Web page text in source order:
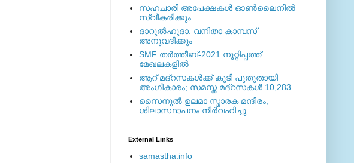
സഹചാരി അപേക്ഷകൾ ഓൺലൈനിൽ
സ്വീകരിക്കും
ദാറുല്‍ഹുദാ: വനിതാ കാമ്പസ്
അനുവദിക്കും
SMF തര്‍ത്തീബ്-2021 നൂറ്റിപ്പത്ത്
മേഖലകളില്‍
ആറ് മദ്റസകള്‍ക്ക് കൂടി പുതുതായി
അംഗീകാരം; സമസ്ത മദ്റസകള്‍ 10,283
സൈനുല്‍ ഉലമാ സ്മാരക മന്ദിരം;
ശിലാസ്ഥാപനം നിര്‍വഹിച്ചു
External ‎Links
samastha.info